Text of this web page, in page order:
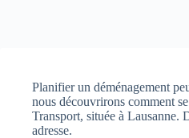
Planifier un déménagement
nous découvrirons comment
Transport, située à Lausanne.
adresse.